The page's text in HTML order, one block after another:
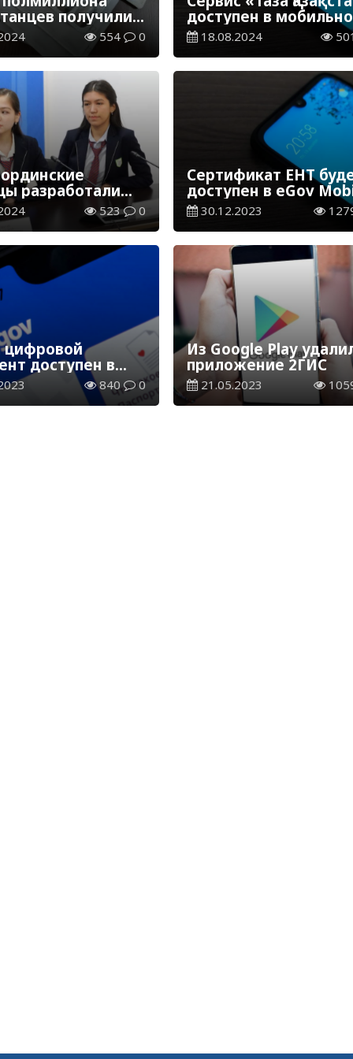
получили
лекарства
Mobile
554 0
доступен в
приложении eGov
18.08.2024
разработали
приложение
523 0
Сертификат ЕНТ
доступен в eGov
30.12.2023
доступен в
eGov Mobile
840 0
Из Google Play
приложение 2ГИС
21.05.2023